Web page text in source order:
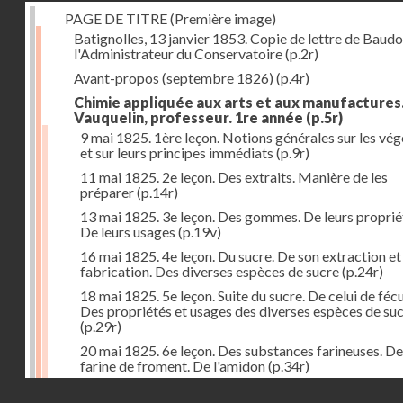
PAGE DE TITRE (Première image)
Batignolles, 13 janvier 1853. Copie de lettre de
l'Administrateur du Conservatoire(p.2r)
Avant-propos (septembre 1826) (p.4r)
Chimie appliquée aux arts et aux
Vauquelin, professeur. 1re année (p.5r)
9 mai 1825. 1ère leçon. Notions générales sur les
et sur leurs principes immédiats (p.9r)
11 mai 1825. 2e leçon. Des extraits. Manière de les
préparer(p.14r)
13 mai 1825. 3e leçon. Des gommes. De leurs
De leurs usages (p.19v)
16 mai 1825. 4e leçon. Du sucre. De son extraction et
fabrication. Des diverses espèces de sucre(p.24r)
18 mai 1825. 5e leçon. Suite du sucre. De celui de
Des propriétés et usages des diverses espèces de
(p.29r)
20 mai 1825. 6e leçon. Des substances farineuses.
farine de froment. De l'amidon(p.34r)